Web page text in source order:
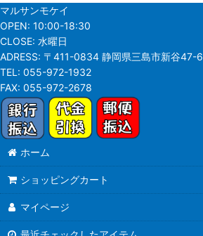
マルサンモケイ
OPEN: 10:00-18:30
CLOSE: 水曜日
ADRESS: 〒411-0834 静岡県三島市新谷47-6
TEL: 055-972-1932
FAX: 055-972-2678
ホーム
ショッピングカート
マイページ